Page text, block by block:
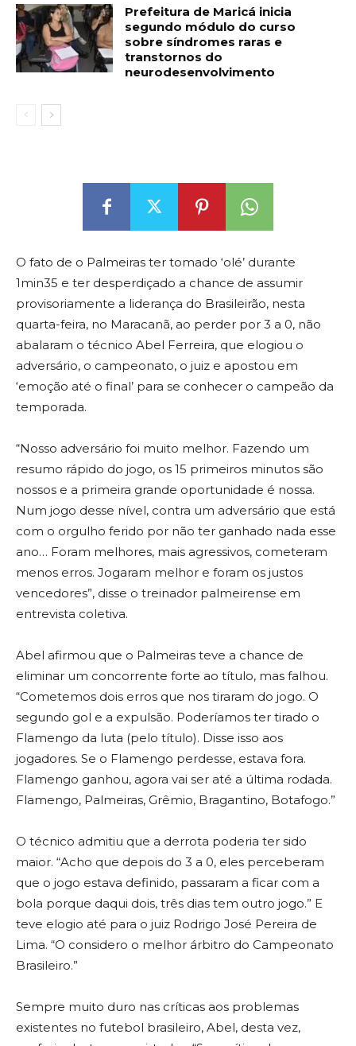
Prefeitura de Maricá inicia
segundo módulo do curso
sobre síndromes raras e
transtornos do
neurodesenvolvimento
O fato de o Palmeiras ter tomado ‘olé’ durante
1min35 e ter desperdiçado a chance de assumir
provisoriamente a liderança do Brasileirão, nesta
quarta-feira, no Maracanã, ao perder por 3 a 0, não
abalaram o técnico Abel Ferreira, que elogiou o
adversário, o campeonato, o juiz e apostou em
‘emoção até o final’ para se conhecer o campeão da
temporada.
“Nosso adversário foi muito melhor. Fazendo um
resumo rápido do jogo, os 15 primeiros minutos são
nossos e a primeira grande oportunidade é nossa.
Num jogo desse nível, contra um adversário que está
com o orgulho ferido por não ter ganhado nada esse
ano… Foram melhores, mais agressivos, cometeram
menos erros. Jogaram melhor e foram os justos
vencedores”, disse o treinador palmeirense em
entrevista coletiva.
Abel afirmou que o Palmeiras teve a chance de
eliminar um concorrente forte ao título, mas falhou.
“Cometemos dois erros que nos tiraram do jogo. O
segundo gol e a expulsão. Poderíamos ter tirado o
Flamengo da luta (pelo título). Disse isso aos
jogadores. Se o Flamengo perdesse, estava fora.
Flamengo ganhou, agora vai ser até a última rodada.
Flamengo, Palmeiras, Grêmio, Bragantino, Botafogo.”
O técnico admitiu que a derrota poderia ter sido
maior. “Acho que depois do 3 a 0, eles perceberam
que o jogo estava definido, passaram a ficar com a
bola porque daqui dois, três dias tem outro jogo.” E
teve elogio até para o juiz Rodrigo José Pereira de
Lima. “O considero o melhor árbitro do Campeonato
Brasileiro.”
Sempre muito duro nas críticas aos problemas
existentes no futebol brasileiro, Abel, desta vez,